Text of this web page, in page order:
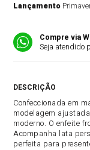
Lançamento
Compre via
Seja atendido
Confeccionada em
modelagem
moderno. O enfeite
Acompanha lata
perfeita para